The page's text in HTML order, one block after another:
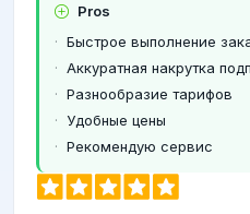
Pros
Быстрое выполнение
Аккуратная накрутка
Разнообразие тарифов
Удобные цены
Рекомендую сервис